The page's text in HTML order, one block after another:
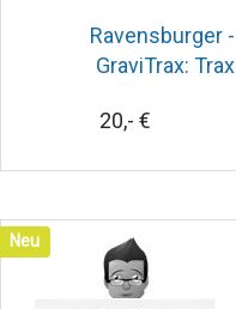
Ravensburger -
GraviTrax: Trax
20,- €
Neu